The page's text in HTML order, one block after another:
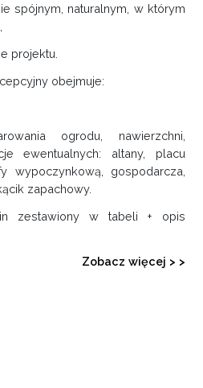
spójnym, naturalnym, w którym
projektu.
obejmuje:
ogrodu, nawierzchni,
ewentualnych: altany, placu
wypoczynkową, gospodarcza,
zapachowy.
zestawiony w tabeli + opis
Zobacz więcej > >